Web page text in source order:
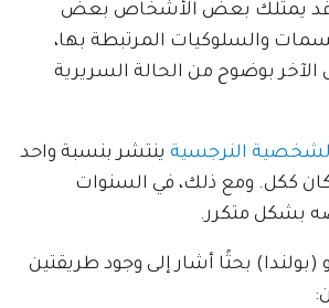
قد يمتلك بعض الأشخاص بعض
والسلوكيات المرتبطة بها،
الآخر بوضوح من الحالة السريرية
النرجسية ينتشر بنسبة واحد
ككل. ومع ذلك، في السنوات
بشكل متكرر.
بحثًا أشار إلى وجود طريقتين